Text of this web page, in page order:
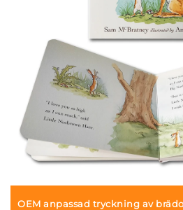
OEM anpassad tryckning av